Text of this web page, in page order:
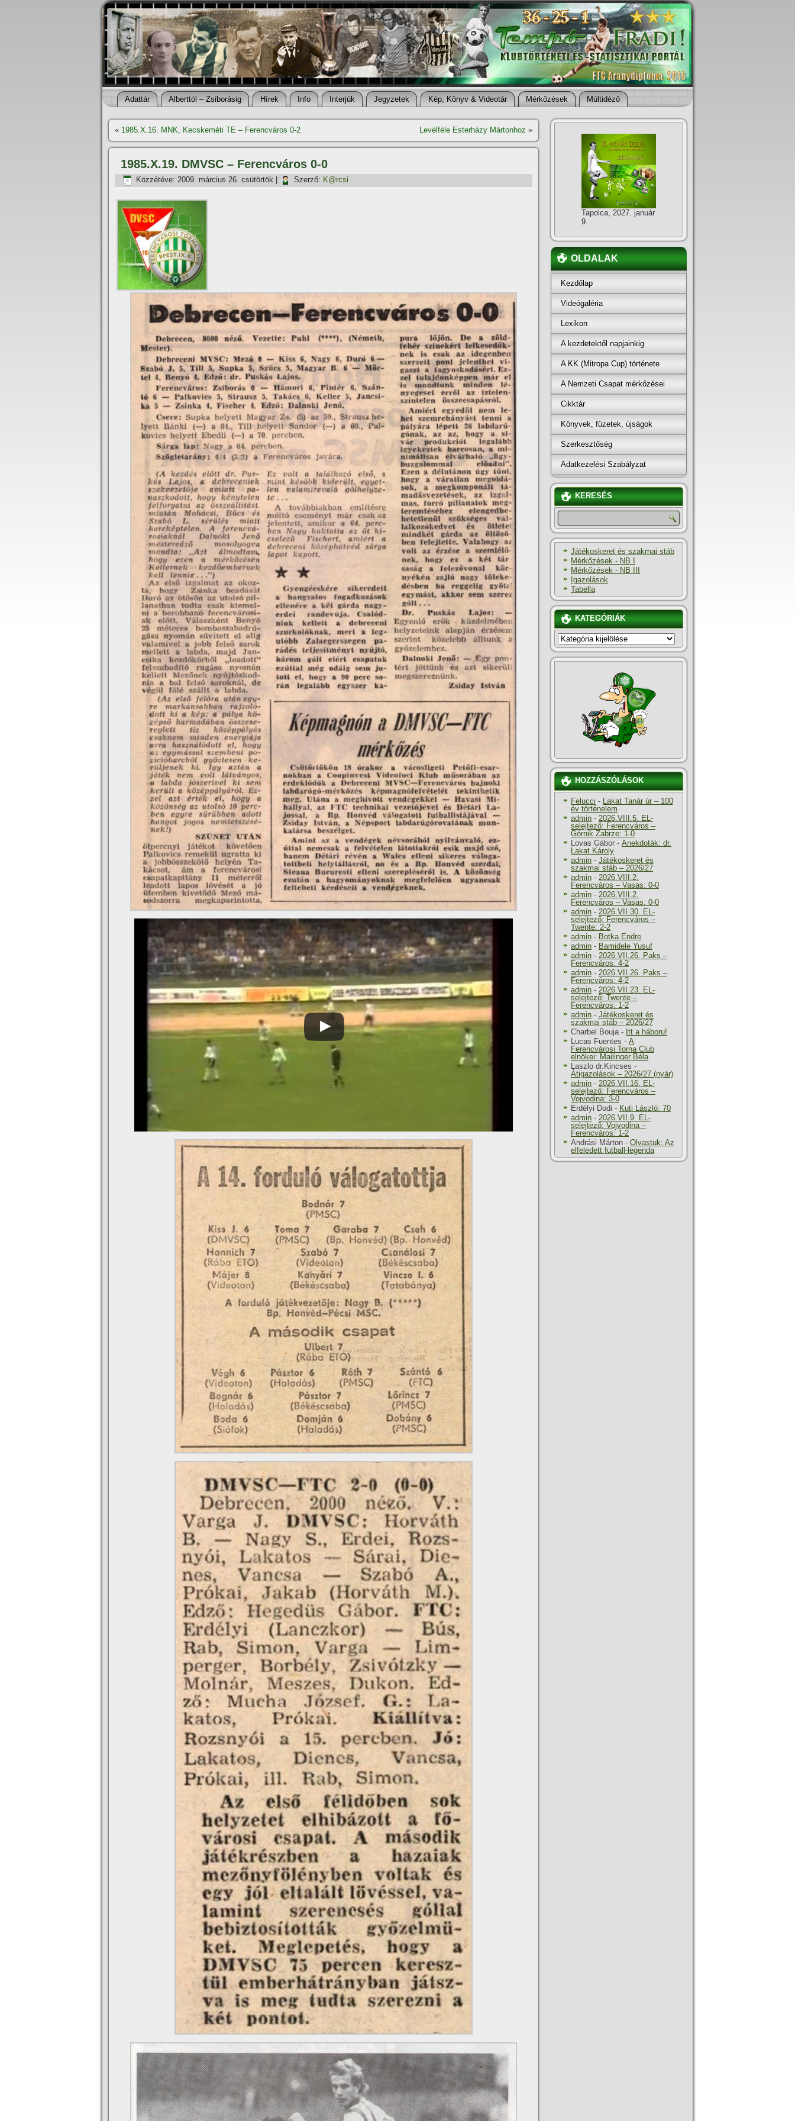
Adattár Alberttól – Zsiborásig Hí­rek Info Interjúk Jegyzetek Kép, Könyv & Videotár Mérkőzések Múltidéző
« 1985.X.16. MNK, Kecskeméti TE – Ferencváros 0-2 Levélféle Esterházy Mártonhoz »
1985.X.19. DMVSC – Ferencváros 0-0
Közzétéve: 2009. március 26. csütörtök Szerző: K@rcsi
Tapolca, 2027. január
9.
OLDALAK
Kezdőlap
Videógaléria
Lexikon
A kezdetektől napjainkig
A KK (Mitropa Cup) története
A Nemzeti Csapat mérkőzései
Cikktár
Könyvek, füzetek, újságok
Szerkesztőség
Adatkezelési Szabályzat
KERESÉS
Játékoskeret és szakmai stáb
Mérkőzések - NB I
Mérkőzések - NB III
Igazolások
Tabella
KATEGÓRIÁK
KATEGÓRIÁK
HOZZÁSZÓLÁSOK
Felucci - Lakat Tanár úr – 100
év történelem
admin - 2026.VIII.5. EL-
selejtező: Ferencváros –
Górnik Zabrze: 1-0
Lovas Gábor - Anekdoták: dr.
Lakat Károly
admin - Játékoskeret és
szakmai stáb – 2026/27
admin - 2026.VIII.2.
Ferencváros – Vasas: 0-0
admin - 2026.VIII.2.
Ferencváros – Vasas: 0-0
admin - 2026.VII.30. EL-
selejtező: Ferencváros –
Twente: 2-2
admin - Botka Endre
admin - Bamidele Yusuf
admin - 2026.VII.26. Paks –
Ferencváros: 4-2
admin - 2026.VII.26. Paks –
Ferencváros: 4-2
admin - 2026.VII.23. EL-
selejtező: Twente –
Ferencváros: 1-2
admin - Játékoskeret és
szakmai stáb – 2026/27
Charbel Bouja- Itt a háboru!
Lucas Fuentes - A
Ferencvárosi Torna Club
elnökei: Mailinger Béla
Laszlo dr.Kincses -
Átigazolások – 2026/27 (nyár)
admin - 2026.VII.16. EL-
selejtező: Ferencváros –
Vojvodina: 3-0
Erdélyi Dodi - Kuti László: 70
admin - 2026.VII.9. EL-
selejtező: Vojvodina –
Ferencváros: 1-2
Andrási Márton - Olvastuk: Az
elfeledett futball-legenda